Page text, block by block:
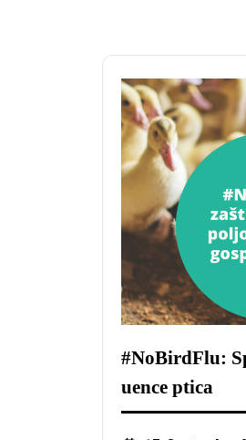
#NoBirdFlu:
uence ptica